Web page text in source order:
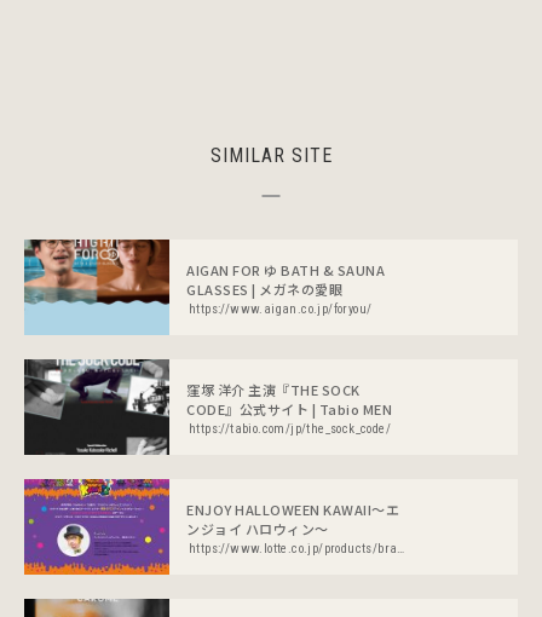
SIMILAR SITE
AIGAN FOR ゆ BATH & SAUNA
GLASSES | メガネの愛眼
https://www.aigan.co.jp/foryou/
窪塚 洋介 主演『THE SOCK
CODE』公式サイト | Tabio MEN
https://tabio.com/jp/the_sock_code/
ENJOY HALLOWEEN KAWAII～エ
ンジョイ ハロウィン～
https://www.lotte.co.jp/products/brand/halloween-kawaii/